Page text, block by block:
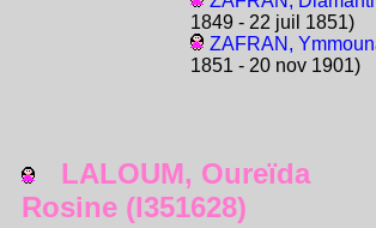
1849 - 22 juil 1851)
ZAFRAN,
1851 - 20 nov 1901)
LALOUM, Oureïda
Rosine (I351628)